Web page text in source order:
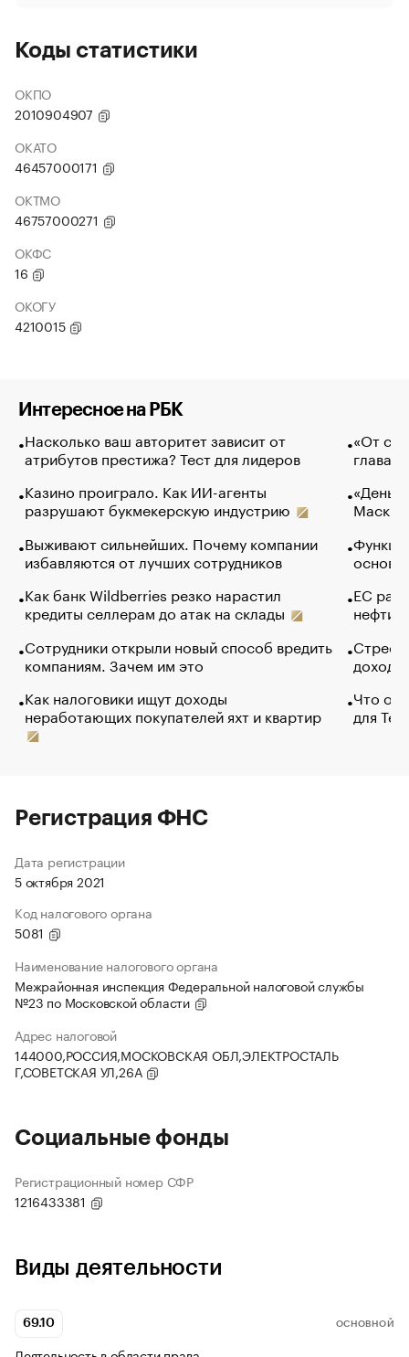
Коды статистики
ОКПО
2010904907
ОКАТО
46457000171
ОКТМО
46757000271
ОКФС
16
ОКОГУ
4210015
Интересное на РБК
Насколько ваш авторитет зависит от
атрибутов престижа? Тест для лидеров
Казино проиграло. Как ИИ-агенты
разрушают букмекерскую индустрию
Выживают сильнейших. Почему компании
избавляются от лучших сотрудников
Как банк Wildberries резко нарастил
кредиты селлерам до атак на склады
Сотрудники открыли новый способ вредить
компаниям. Зачем им это
Как налоговики ищут доходы
неработающих покупателей яхт и квартир
«От
глава
Маск в
основ
ЕС
нефти
Что
для
Регистрация ФНС
Дата регистрации
5 октября 2021
Код налогового органа
5081
Наименование налогового органа
Межрайонная инспекция Федеральной налоговой службы
№23 по Московской области
Адрес налоговой
144000,РОССИЯ,МОСКОВСКАЯ ОБЛ,ЭЛЕКТРОСТАЛЬ
Г,СОВЕТСКАЯ УЛ,26А
Социальные фонды
Регистрационный номер СФР
1216433381
Виды деятельности
69.10 ОСНОВНОЙ